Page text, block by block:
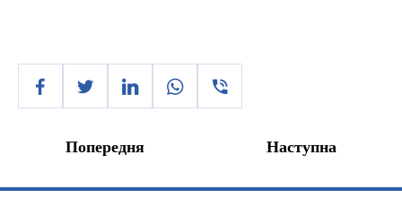
Попередня Наступна